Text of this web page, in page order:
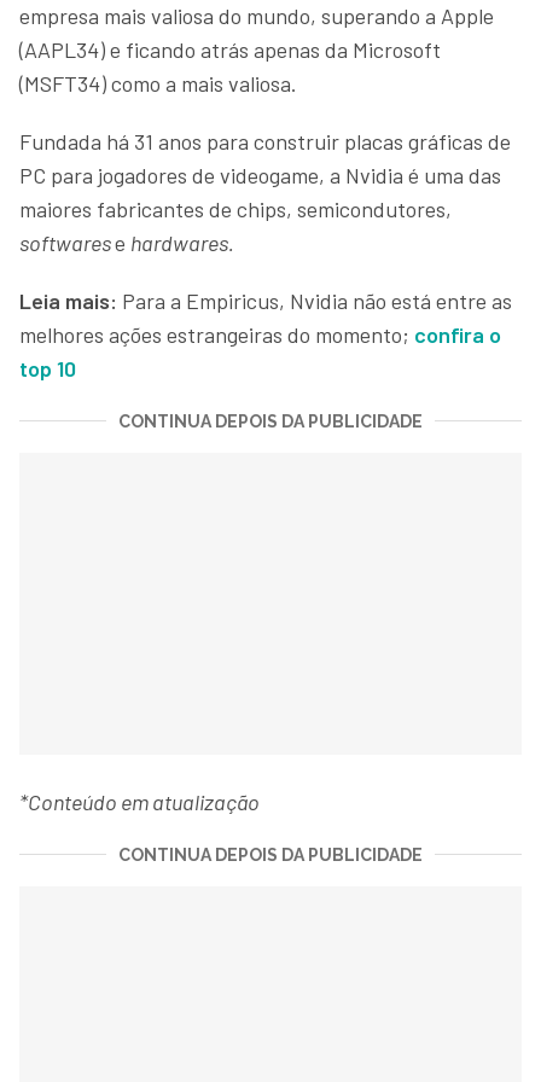
empresa mais valiosa do mundo, superando a Apple
(AAPL34) e ficando atrás apenas da Microsoft
(MSFT34) como a mais valiosa.
Fundada há 31 anos para construir placas gráficas de
PC para jogadores de videogame, a Nvidia é uma das
maiores fabricantes de chips, semicondutores,
softwarese hardwares.
Leia mais: Para a Empiricus, Nvidia não está entre as
melhores ações estrangeiras do momento; confira o
top 10
CONTINUA DEPOIS DA PUBLICIDADE
*Conteúdo em atualização
CONTINUA DEPOIS DA PUBLICIDADE